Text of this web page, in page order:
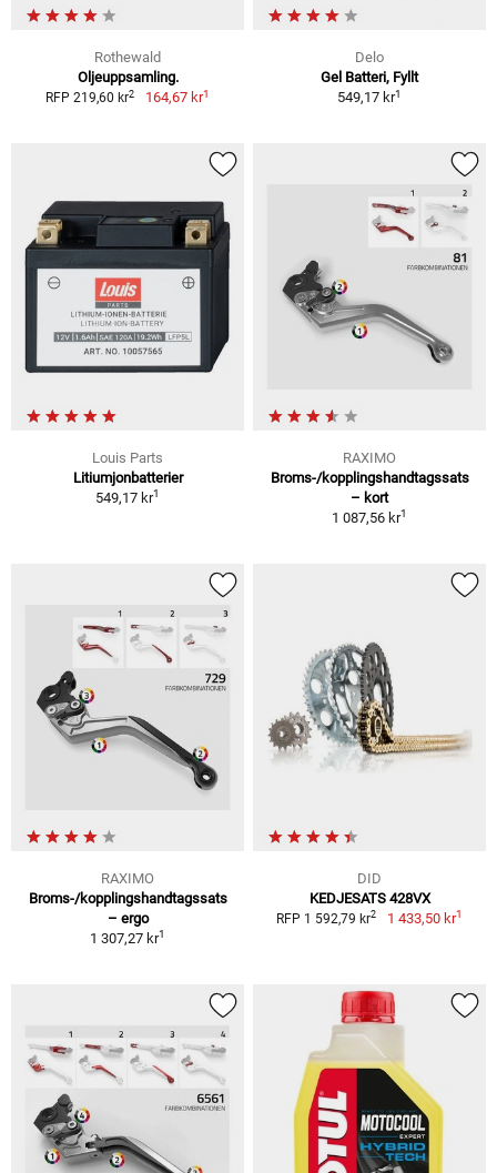
Rothewald
Oljeuppsamling.
RFP 219,60 kr2 164,67 kr1
Delo
Gel Batteri, Fyllt
549,17 kr1
Louis Parts
Litiumjonbatterier
549,17 kr1
RAXIMO
Broms-/kopplingshandtagssats
– kort
1 087,56 kr1
RAXIMO
Broms-/kopplingshandtagssats
– ergo
1 307,27 kr1
DID
KEDJESATS 428VX
RFP 1 592,79 kr2 1 433,50 kr1